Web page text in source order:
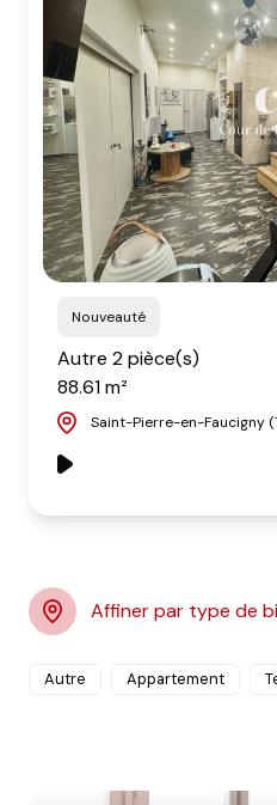
Nouveauté
Autre 2 pièce(s)
88.61 m²
Saint-Pierre-en-Faucigny
Affiner par type de
Autre Appartement